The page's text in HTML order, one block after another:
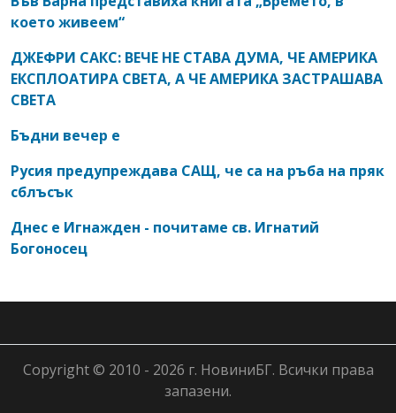
което живеем“
ДЖЕФРИ САКС: ВЕЧЕ НЕ СТАВА ДУМА, ЧЕ АМЕРИКА
ЕКСПЛОАТИРА СВЕТА, А ЧЕ АМЕРИКА ЗАСТРАШАВА
СВЕТА
Бъдни вечер е
Русия предупреждава САЩ, че са на ръба на пряк
сблъсък
Днес е Игнажден - почитаме св. Игнатий
Богоносец
Copyright © 2010 - 2026 г. НовиниБГ. Всички права
запазени.